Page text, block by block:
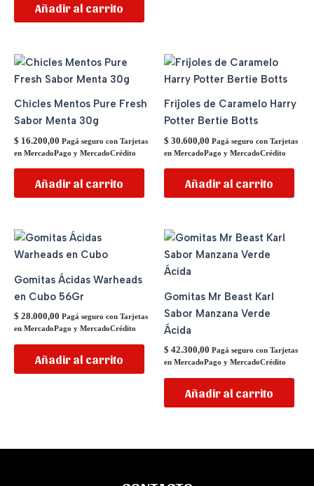
Añadir al carrito
Chicles Mentos Pure Fresh
Sabor Menta 30g
$ 16.200,00 Pagá seguro con Tarjetas
en MercadoPago y MercadoCrédito
Añadir al carrito
Frijoles de Caramelo Harry
Potter Bertie Botts
$ 30.600,00 Pagá seguro con Tarjetas
en MercadoPago y MercadoCrédito
Añadir al carrito
Gomitas Ácidas Warheads
en Cubo 56Gr
$ 28.000,00 Pagá seguro con Tarjetas
en MercadoPago y MercadoCrédito
Añadir al carrito
Gomitas Mr Beast Karl
Sabor Manzana Verde
Ácida
$ 42.300,00 Pagá seguro con Tarjetas
en MercadoPago y MercadoCrédito
Añadir al carrito